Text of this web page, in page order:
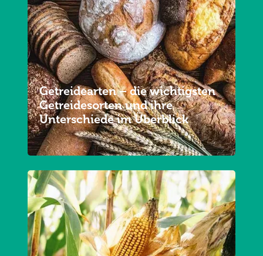
Getreidearten – die wichtigsten
Getreidesorten und ihre
Unterschiede im Überblick